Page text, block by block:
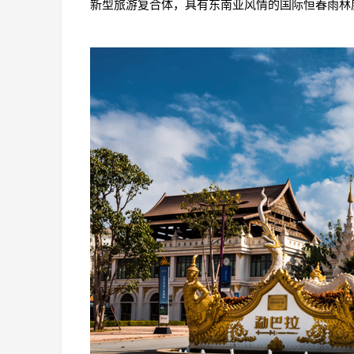
新型旅游复合体，具有东南亚风情的国际恒春雨林